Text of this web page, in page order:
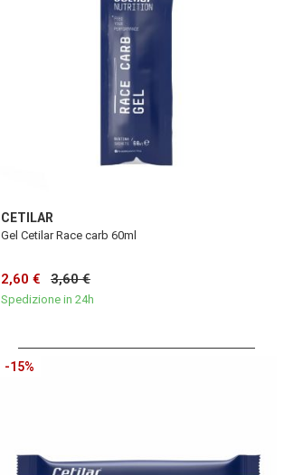
CETILAR
Gel Cetilar Race carb 60ml
2,60 € 3,60 €
Spedizione in 24h
-15%